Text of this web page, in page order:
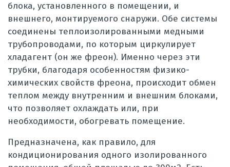
блока, установленного в помещении, и
внешнего, монтируемого снаружи. Обе системы
соединены теплоизолированными медными
трубопроводами, по которым циркулирует
хладагент (он же фреон). Именно через эти
трубки, благодаря особенностям физико-
химических свойств фреона, происходит обмен
теплом между внутренним и внешним блоками,
что позволяет охлаждать или, при
необходимости, обогревать помещение.
Предназначена, как правило, для
кондиционирования одного изолированного